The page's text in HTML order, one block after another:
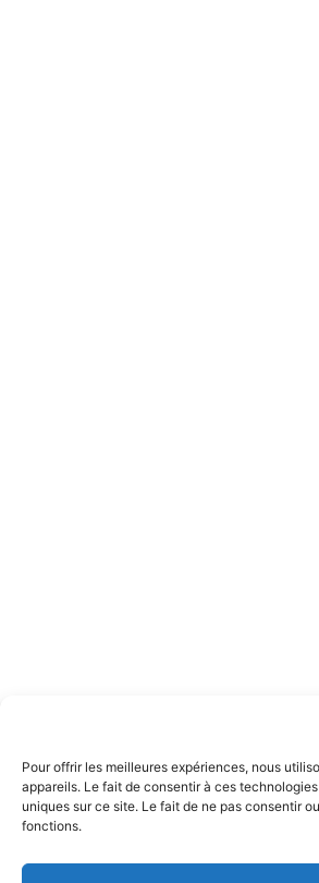
Pour offrir les meilleures expériences, nous
appareils. Le fait de consentir à ces
uniques sur ce site. Le fait de ne pas consentir
fonctions.